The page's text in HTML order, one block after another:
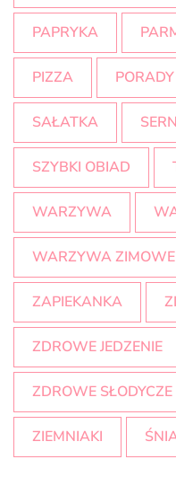
PAPRYKA
PIZZA PORADY
SAŁATKA
SZYBKI OBIAD
WARZYWA
WARZYWA ZIMOWE
ZAPIEKANKA
ZDROWE JEDZENIE
ZDROWE SŁODYCZE
ZIEMNIAKI